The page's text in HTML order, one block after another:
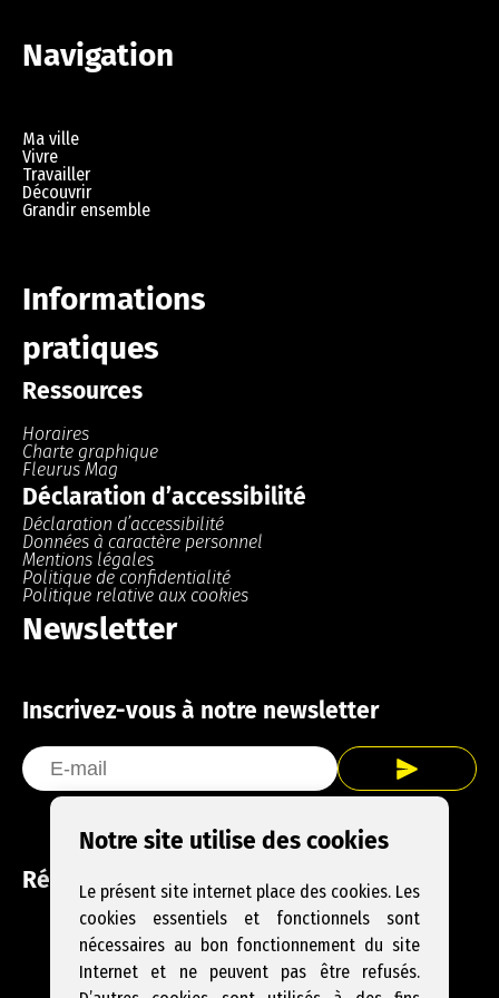
Navigation
Ma ville
Vivre
Travailler
Découvrir
Grandir ensemble
Informations
pratiques
Ressources
Horaires
Charte graphique
Fleurus Mag
Déclaration d’accessibilité
Déclaration d’accessibilité
Données à caractère personnel
Mentions légales
Politique de confidentialité
Politique relative aux cookies
Newsletter
Inscrivez-vous à notre newsletter
Réseaux sociaux
Facebook
Instagram
YouTube
Notre site utilise des cookies
Le présent site internet place des cookies. Les
cookies essentiels et fonctionnels sont
nécessaires au bon fonctionnement du site
Internet et ne peuvent pas être refusés.